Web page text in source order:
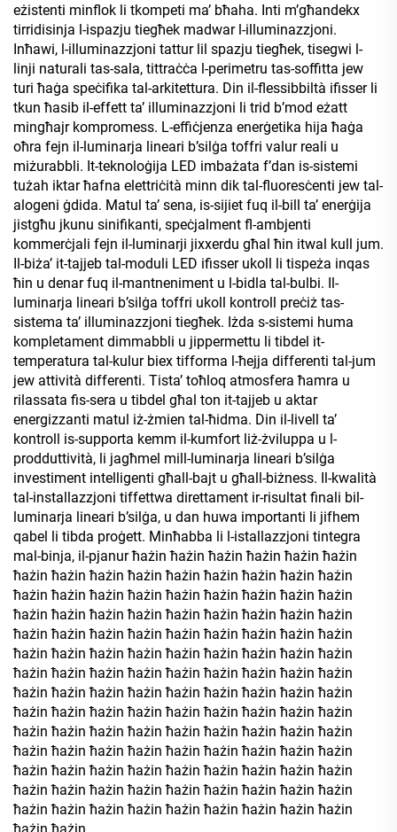
eżistenti minflok li tkompeti ma’ bħaha. Inti m’għandekx
tirridisinja l-ispazju tiegħek madwar l-illuminazzjoni.
Inħawi, l-illuminazzjoni tattur lil spazju tiegħek, tisegwi l-
linji naturali tas-sala, tittraċċa l-perimetru tas-soffitta jew
turi ħaġa speċifika tal-arkitettura. Din il-flessibbiltà ifisser li
tkun ħasib il-effett ta’ illuminazzjoni li trid b’mod eżatt
mingħajr kompromess. L-effiċjenza enerġetika hija ħaġa
oħra fejn il-luminarja lineari b’silġa toffri valur reali u
miżurabbli. It-teknoloġija LED imbażata f’dan is-sistemi
tużah iktar ħafna elettriċità minn dik tal-fluoresċenti jew tal-
alogeni ġdida. Matul ta’ sena, is-sijiet fuq il-bill ta’ enerġija
jistgħu jkunu sinifikanti, speċjalment fl-ambjenti
kommerċjali fejn il-luminarji jixxerdu għal ħin itwal kull jum.
Il-biża’ it-tajjeb tal-moduli LED ifisser ukoll li tispeża inqas
ħin u denar fuq il-mantneniment u l-bidla tal-bulbi. Il-
luminarja lineari b’silġa toffri ukoll kontroll preċiż tas-
sistema ta’ illuminazzjoni tiegħek. Iżda s-sistemi huma
kompletament dimmabbli u jippermettu li tibdel it-
temperatura tal-kulur biex tifforma l-ħejja differenti tal-jum
jew attività differenti. Tista’ toħloq atmosfera ħamra u
rilassata fis-sera u tibdel għal ton it-tajjeb u aktar
energizzanti matul iż-żmien tal-ħidma. Din il-livell ta’
kontroll is-supporta kemm il-kumfort liż-żviluppa u l-
prodduttività, li jagħmel mill-luminarja lineari b’silġa
investiment intelligenti għall-bajt u għall-biżness. Il-kwalità
tal-installazzjoni tiffettwa direttament ir-risultat finali bil-
luminarja lineari b’silġa, u dan huwa importanti li jifhem
qabel li tibda proġett. Minħabba li l-istallazzjoni tintegra
mal-binja, il-pjanur ħażin ħażin ħażin ħażin ħażin ħażin
ħażin ħażin ħażin ħażin ħażin ħażin ħażin ħażin ħażin
ħażin ħażin ħażin ħażin ħażin ħażin ħażin ħażin ħażin
ħażin ħażin ħażin ħażin ħażin ħażin ħażin ħażin ħażin
ħażin ħażin ħażin ħażin ħażin ħażin ħażin ħażin ħażin
ħażin ħażin ħażin ħażin ħażin ħażin ħażin ħażin ħażin
ħażin ħażin ħażin ħażin ħażin ħażin ħażin ħażin ħażin
ħażin ħażin ħażin ħażin ħażin ħażin ħażin ħażin ħażin
ħażin ħażin ħażin ħażin ħażin ħażin ħażin ħażin ħażin
ħażin ħażin ħażin ħażin ħażin ħażin ħażin ħażin ħażin
ħażin ħażin ħażin ħażin ħażin ħażin ħażin ħażin ħażin
ħażin ħażin ħażin ħażin ħażin ħażin ħażin ħażin ħażin
ħażin ħażin ħażin ħażin ħażin ħażin ħażin ħażin ħażin
ħażin ħażin ħażin ħażin ħażin ħażin ħażin ħażin ħażin